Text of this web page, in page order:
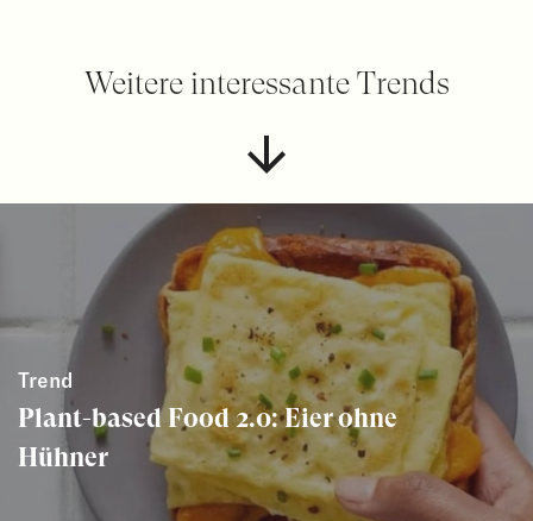
Weitere interessante Trends
Trend
Plant-based Food 2.0: Eier ohne
Hühner